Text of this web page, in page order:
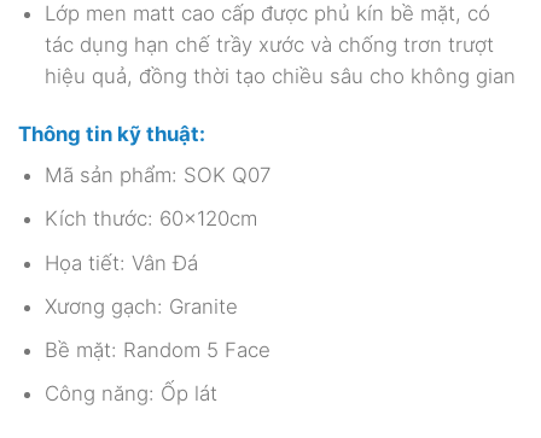
Lớp men matt cao cấp được phủ kín bề mặt, có
tác dụng hạn chế trầy xước và chống trơn trượt
hiệu quả, đồng thời tạo chiều sâu cho không gian
Thông tin kỹ thuật:
Mã sản phẩm: SOK Q07
Kích thước: 60x120cm
Họa tiết: Vân Đá
Xương gạch: Granite
Bề mặt: Random 5 Face
Công năng: Ốp lát